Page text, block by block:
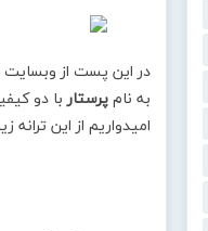
در این پست از وبسایت
به نام پرستار
امیدواریم از این